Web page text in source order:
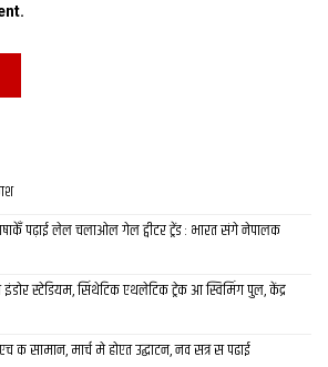
पढ़ाई लेल चलाओल गेल ट्वीटर ट्रेंड : भारत संगे नेपालक
स्‍टेडि‍यम, सिंथेटिक एथलेटिक ट्रेक आ स्विमिंग पुल, केंद्र
क सामान, मार्च मे होएत उद्घाटन, नव सत्र स पढाई